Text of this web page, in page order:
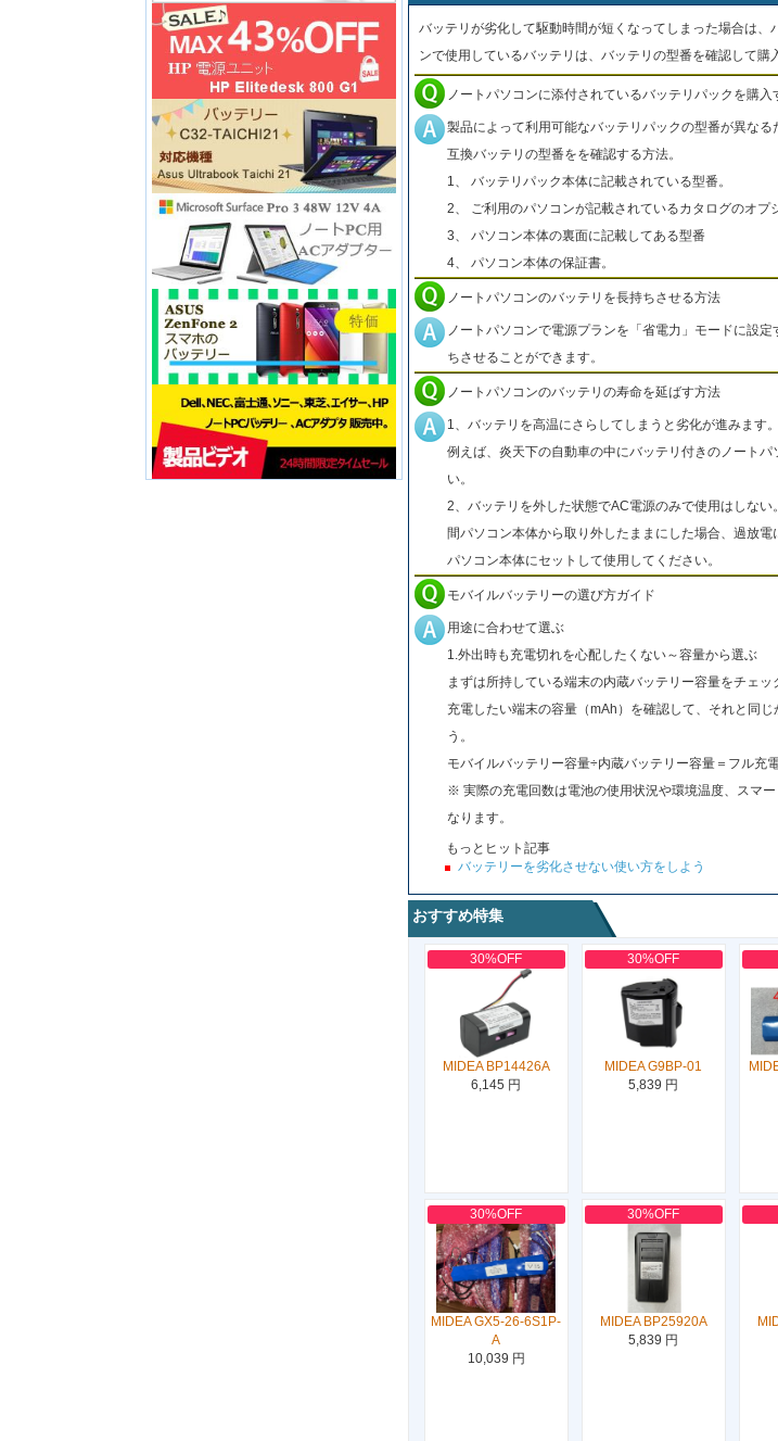
バッテリが劣化して駆動時間が短くなってしまった場合は、
ンで使用しているバッテリは、バッテリの型番を確認して購
ノートパソコンに添付されているバッテリパックを購入
製品によって利用可能なバッテリパックの型番が異なる
互換バッテリの型番をを確認する方法。
1、 バッテリパック本体に記載されている型番。
2、 ご利用のパソコンが記載されているカタログのオプ
3、 パソコン本体の裏面に記載してある型番
4、 パソコン本体の保証書。
ノートパソコンのバッテリを長持ちさせる方法
ノートパソコンで電源プランを「省電力」モードに設
ちさせることができます。
ノートパソコンのバッテリの寿命を延ばす方法
1、バッテリを高温にさらしてしまうと劣化が進みます。
例えば、炎天下の自動車の中にバッテリ付きのノート
い。
2、バッテリを外した状態でAC電源のみで使用はしな
間パソコン本体から取り外したままにした場合、過放
パソコン本体にセットして使用してください。
モバイルバッテリーの選び方ガイド
用途に合わせて選ぶ
1.外出時も充電切れを心配したくない～容量から選ぶ
まずは所持している端末の内蔵バッテリー容量をチェッ
充電したい端末の容量（mAh）を確認して、それと同
う。
モバイルバッテリー容量÷内蔵バッテリー容量＝フル充
※ 実際の充電回数は電池の使用状況や環境温度、スマ
なります。
もっとヒット記事
バッテリーを劣化させない使い方をしよう
おすすめ特集
30%OFF
MIDEA BP14426A
6,145 円
30%OFF
MIDEA G9BP-01
5,839 円
30%OFF
MIDEA GX5-26-6S1P-
A
10,039 円
30%OFF
MIDEA BP25920A
5,839 円